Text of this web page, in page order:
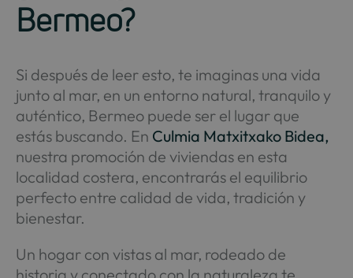
Bermeo?
Si después de leer esto, te imaginas una vida
junto al mar, en un entorno natural, tranquilo y
auténtico, Bermeo puede ser el lugar que
estás buscando. En Culmia Matxitxako Bidea,
nuestra promoción de viviendas en esta
localidad costera, encontrarás el equilibrio
perfecto entre calidad de vida, tradición y
bienestar.
Un hogar con vistas al mar, rodeado de